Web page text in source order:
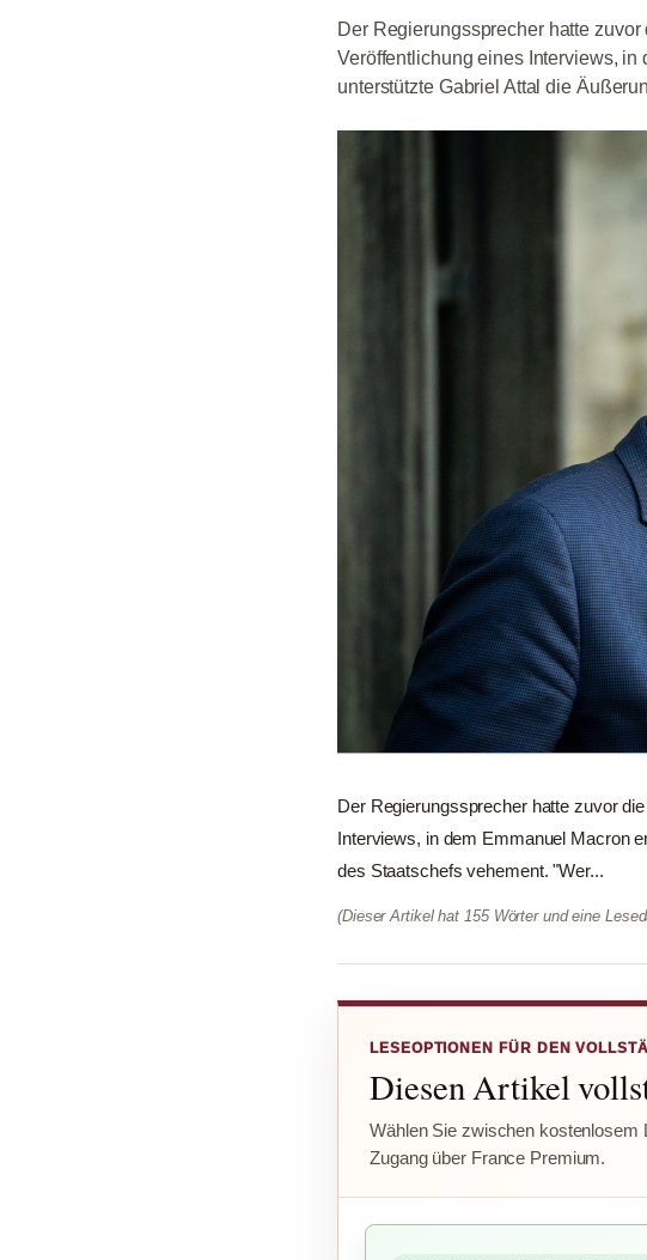
Der Regierungssprecher hatte
Veröffentlichung eines Interviews,
unterstützte Gabriel Attal die
Der Regierungssprecher hatte zuvor
Interviews, in dem Emmanuel Macron
des Staatschefs vehement. "Wer...
(Dieser Artikel hat 155 Wörter und eine
LESEOPTIONEN FÜR DEN
Diesen Artikel
Wählen Sie zwischen kostenlosem
Zugang über France Premium.